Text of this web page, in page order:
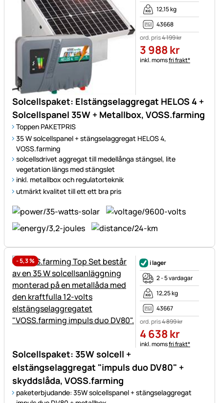
Solcellspaket: Elstängselaggregat HELOS 4 +
Solcellspanel 35W + Metallbox, VOSS.farming
Toppen PAKETPRIS
35 W solcellspanel + stängselaggregat HELOS 4,
VOSS.farming
solcellsdrivet aggregat till medellånga stängsel, lite
vegetation längs med stängslet
inkl. metallbox och regulatorteknik
utmärkt kvalitet till ett ett bra pris
12,15 kg
43668
ord. pris4 199kr
3 988kr
Skatteinformation:
inkl. momsfri frakt*
-5,3%
Solcellspaket: 35W solcell +
elstängselaggregat "impuls duo DV80" +
skyddslåda, VOSS.farming
paketerbjudande: 35W solcellspanel + stängselaggregat
i lager
2 - 5 vardagar
12,25 kg
43667
ord. pris4 899kr
4 638kr
Skatteinformation:
inkl. momsfri frakt*